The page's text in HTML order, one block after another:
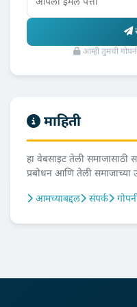
आम्ही तुमची
माहिती
हा वेबसाइट तेली समाजासाठी
प्रबोधन आणि तेली समाजाच्या
आमच्याबद्दल
संपर्क